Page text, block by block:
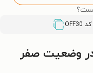
OFF30
وضعیت صفر